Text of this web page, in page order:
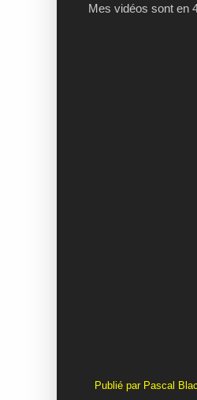
Mes vidéos sont en
Publié par Pascal